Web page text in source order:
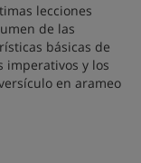
lecciones
de las
básicas de
imperativos y los
en arameo